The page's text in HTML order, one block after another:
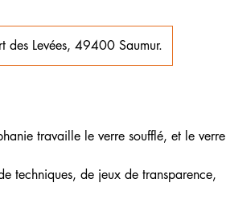
des Levées, 49400 Saumur.
travaille le verre soufflé, et le verre
techniques, de jeux de transparence,